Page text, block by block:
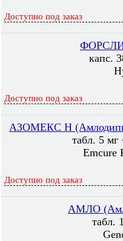
Доступно под заказ
капс.
Доступно под заказ
АЗОМЕКС H
табл. 5 мг
Emcure
Доступно под заказ
АМЛО
табл.